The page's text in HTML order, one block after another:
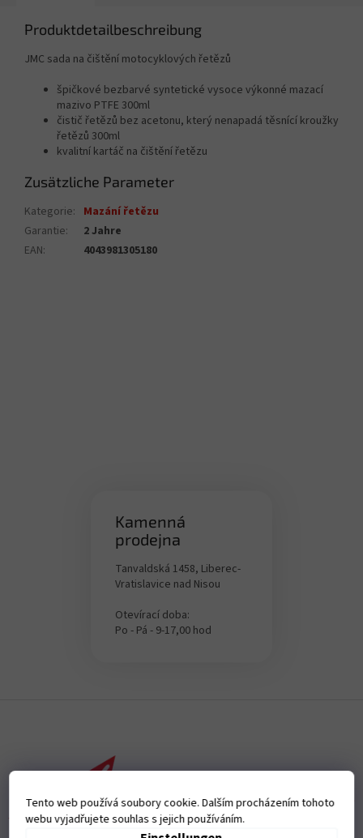
Tento web používá soubory cookie. Dalším procházením tohoto
webu vyjadřujete souhlas s jejich používáním.
Produktdetailbeschreibung
JMC sada na čištění motocyklových řetězů
špičkové bezbarvé syntetické vysoce výkonné mazací
mazivo PTFE 300ml
čistič řetězů bez acetonu, který nenapadá těsnící kroužky
řetězů 300ml
kvalitní kartáč na čištění řetězu
Zusätzliche Parameter
Kategorie: Mazání řetězu
Garantie:
2 Jahre
EAN: 4043981305180
Kamenná
prodejna
Tanvaldská 1458, Liberec-
Vratislavice nad Nisou
Otevírací doba:
Po - Pá - 9-17,00 hod